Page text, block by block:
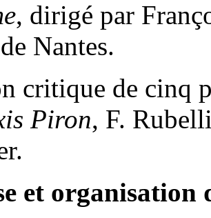
, dirigé par
Nantes.
critique de cinq
Piron, F.
et organisation